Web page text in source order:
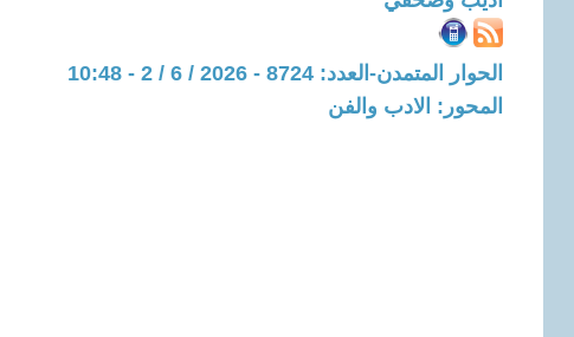
الحوار المتمدن-العدد: 8724 - 2026 / 6 / 2 - 10:48
المحور: الادب والفن